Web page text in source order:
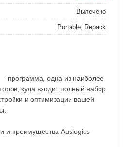
Вылечено
Portable, Repack
программа, одна из наиболее
куда входит полный набор
и оптимизации вашей
и преимущества Auslogics